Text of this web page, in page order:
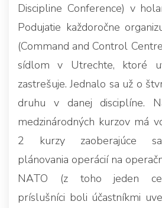
Discipline Conference) v
Podujatie každoročne
(Command and Control
sídlom v Utrechte, ktoré
zastrešuje. Jednalo sa už o
druhu v danej disciplíne.
medzinárodných kurzov má
2 kurzy zaoberajúce
plánovania operácií na
NATO (z toho jeden
príslušníci boli účastníkmi